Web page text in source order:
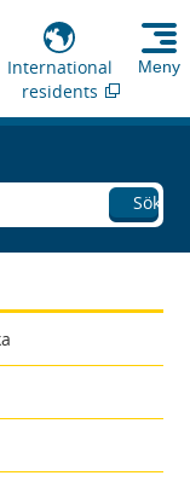
International
residents
Meny
Sök